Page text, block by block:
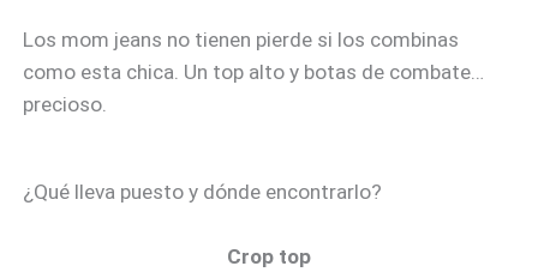
Los mom jeans no tienen pierde si los combinas
como esta chica. Un top alto y botas de combate…
precioso.
¿Qué lleva puesto y dónde encontrarlo?
Crop top